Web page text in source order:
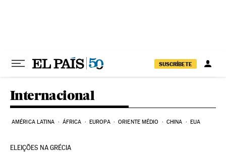
SUSCRÍBETE
Internacional
AMÉRICA LATINA ÁFRICA EUROPA ORIENTE MÉDIO CHINA EUA
ELEIÇÕES NA GRÉCIA